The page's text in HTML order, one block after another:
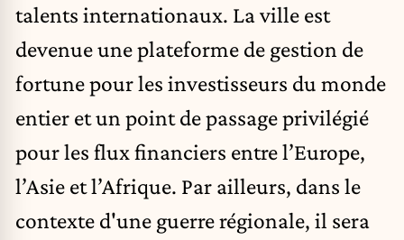
talents internationaux. La ville est
devenue une plateforme de gestion de
fortune pour les investisseurs du monde
entier et un point de passage privilégié
pour les flux financiers entre l’Europe,
l’Asie et l’Afrique. Par ailleurs, dans le
contexte d'une guerre régionale, il sera